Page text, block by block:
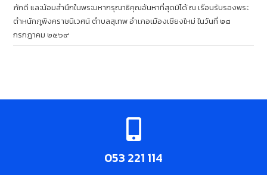
ภักดี และน้อมสำนึกในพระมหากรุณาธิคุณอันหาที่สุดมิได้ ณ เรือนรับรองพระ
ตำหนักภูพิงคราชนิเวศน์ ตำบลสุเทพ อำเภอเมืองเชียงใหม่ ในวันที่ ๒๘
กรกฎาคม ๒๕๖๙
053 221 114